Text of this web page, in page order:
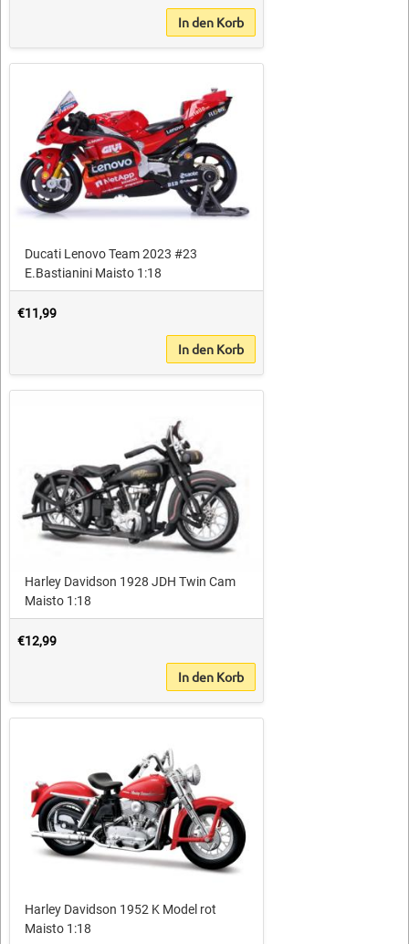
In den Korb
Ducati Lenovo Team 2023 #23
E.Bastianini Maisto 1:18
€11,99
In den Korb
Harley Davidson 1928 JDH Twin Cam
Maisto 1:18
€12,99
In den Korb
Harley Davidson 1952 K Model rot
Maisto 1:18